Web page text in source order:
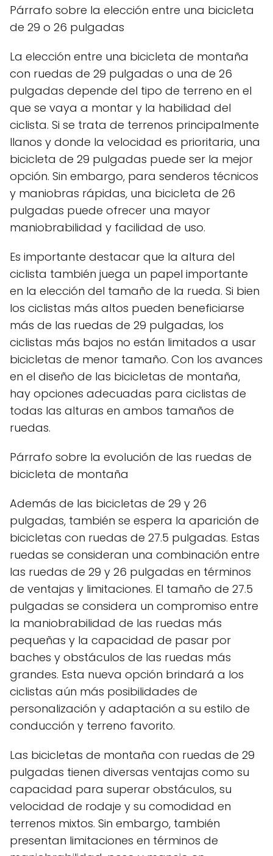
Párrafo sobre la elección entre una bicicleta
de 29 o 26 pulgadas
La elección entre una bicicleta de montaña
con ruedas de 29 pulgadas o una de 26
pulgadas depende del tipo de terreno en el
que se vaya a montar y la habilidad del
ciclista. Si se trata de terrenos principalmente
llanos y donde la velocidad es prioritaria, una
bicicleta de 29 pulgadas puede ser la mejor
opción. Sin embargo, para senderos técnicos
y maniobras rápidas, una bicicleta de 26
pulgadas puede ofrecer una mayor
maniobrabilidad y facilidad de uso.
Es importante destacar que la altura del
ciclista también juega un papel importante
en la elección del tamaño de la rueda. Si bien
los ciclistas más altos pueden beneficiarse
más de las ruedas de 29 pulgadas, los
ciclistas más bajos no están limitados a usar
bicicletas de menor tamaño. Con los avances
en el diseño de las bicicletas de montaña,
hay opciones adecuadas para ciclistas de
todas las alturas en ambos tamaños de
ruedas.
Párrafo sobre la evolución de las ruedas de
bicicleta de montaña
Además de las bicicletas de 29 y 26
pulgadas, también se espera la aparición de
bicicletas con ruedas de 27.5 pulgadas. Estas
ruedas se consideran una combinación entre
las ruedas de 29 y 26 pulgadas en términos
de ventajas y limitaciones. El tamaño de 27.5
pulgadas se considera un compromiso entre
la maniobrabilidad de las ruedas más
pequeñas y la capacidad de pasar por
baches y obstáculos de las ruedas más
grandes. Esta nueva opción brindará a los
ciclistas aún más posibilidades de
personalización y adaptación a su estilo de
conducción y terreno favorito.
Las bicicletas de montaña con ruedas de 29
pulgadas tienen diversas ventajas como su
capacidad para superar obstáculos, su
velocidad de rodaje y su comodidad en
terrenos mixtos. Sin embargo, también
presentan limitaciones en términos de